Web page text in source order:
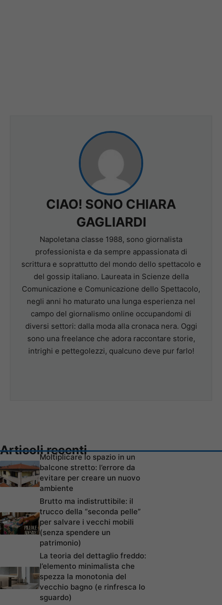
CIAO! SONO CHIARA
GAGLIARDI
Napoletana classe 1988, sono giornalista
professionista e da sempre appassionata di
scrittura e soprattutto del mondo dello spettacolo e
del gossip italiano. Laureata in Scienze della
Comunicazione e Comunicazione dello Spettacolo,
negli anni ho maturato una lunga esperienza nel
campo del giornalismo online occupandomi di
diversi settori: dalla moda alla cronaca nera. Oggi
sono una freelance che adora raccontare storie,
intrighi e pettegolezzi, qualcuno deve pur farlo!
Articoli recenti
Moltiplicare lo spazio in un
balcone stretto: l’errore da
evitare per creare un nuovo
ambiente
Brutto ma indistruttibile: il
trucco della “seconda pelle”
per salvare i vecchi mobili
(senza spendere un
patrimonio)
La teoria del dettaglio freddo:
l’elemento minimalista che
spezza la monotonia del
vecchio bagno (e rinfresca lo
sguardo)